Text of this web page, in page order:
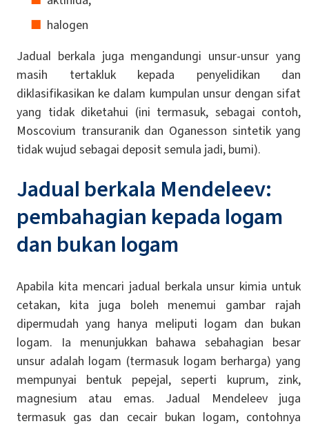
halogen
Jadual berkala juga mengandungi unsur-unsur yang
masih tertakluk kepada penyelidikan dan
diklasifikasikan ke dalam kumpulan unsur dengan sifat
yang tidak diketahui (ini termasuk, sebagai contoh,
Moscovium transuranik dan Oganesson sintetik yang
tidak wujud sebagai deposit semula jadi, bumi).
Jadual berkala Mendeleev:
pembahagian kepada logam
dan bukan logam
Apabila kita mencari jadual berkala unsur kimia untuk
cetakan, kita juga boleh menemui gambar rajah
dipermudah yang hanya meliputi logam dan bukan
logam. Ia menunjukkan bahawa sebahagian besar
unsur adalah logam (termasuk logam berharga) yang
mempunyai bentuk pepejal, seperti kuprum, zink,
magnesium atau emas. Jadual Mendeleev juga
termasuk gas dan cecair bukan logam, contohnya